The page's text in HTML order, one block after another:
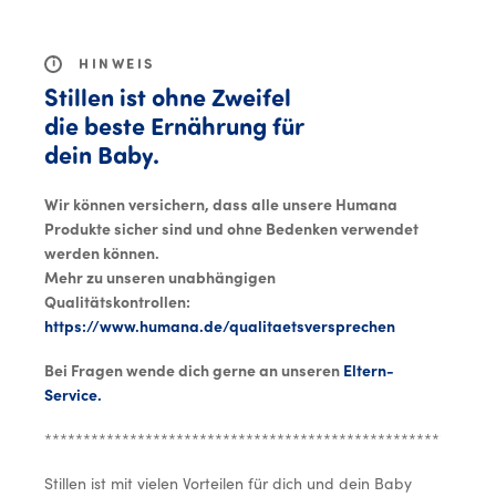
i HINWEIS
Stillen ist ohne Zweifel
die beste Ernährung für
dein Baby.
Wir können versichern, dass alle unsere Humana
Produkte sicher sind und ohne Bedenken verwendet
werden können.
Mehr zu unseren unabhängigen
Qualitätskontrollen:
https://www.humana.de/qualitaetsversprechen
Bei Fragen wende dich gerne an unseren Eltern-
Service.
Stillen ist mit vielen Vorteilen für dich und dein Baby